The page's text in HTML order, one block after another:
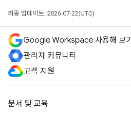
최종 업데이트: 2026-07-22(UTC)
Google Workspace 사용해 보기
관리자 커뮤니티
고객 지원
문서 및 교육